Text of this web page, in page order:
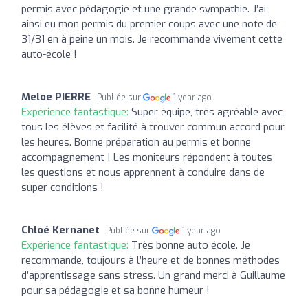
permis avec pédagogie et une grande sympathie. J’ai
ainsi eu mon permis du premier coups avec une note de
31/31 en à peine un mois. Je recommande vivement cette
auto-école !
Meloe PIERRE Publiée sur 1 year ago
Expérience fantastique: Super équipe, très agréable avec
tous les élèves et facilité à trouver commun accord pour
les heures. Bonne préparation au permis et bonne
accompagnement ! Les moniteurs répondent à toutes
les questions et nous apprennent à conduire dans de
super conditions !
Chloé Kernanet Publiée sur 1 year ago
Expérience fantastique: Très bonne auto école. Je
recommande, toujours à l’heure et de bonnes méthodes
d’apprentissage sans stress. Un grand merci à Guillaume
pour sa pédagogie et sa bonne humeur !